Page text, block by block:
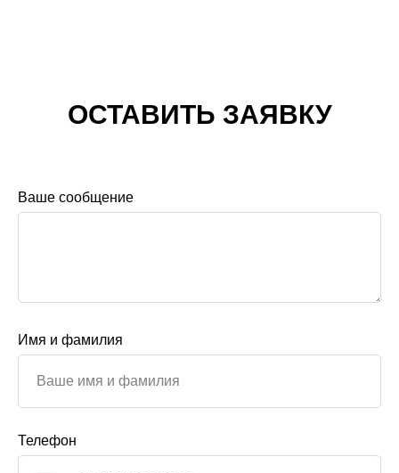
ОСТАВИТЬ ЗАЯВКУ
Ваше сообщение
Имя и фамилия
Телефон